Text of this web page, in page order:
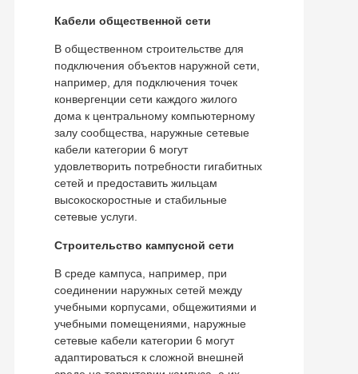
Кабели общественной сети
В общественном строительстве для
подключения объектов наружной сети,
например, для подключения точек
конвергенции сети каждого жилого
дома к центральному компьютерному
залу сообщества, наружные сетевые
кабели категории 6 могут
удовлетворить потребности гигабитных
сетей и предоставить жильцам
высокоскоростные и стабильные
сетевые услуги.
Строительство кампусной сети
В среде кампуса, например, при
соединении наружных сетей между
учебными корпусами, общежитиями и
учебными помещениями, наружные
сетевые кабели категории 6 могут
адаптироваться к сложной внешней